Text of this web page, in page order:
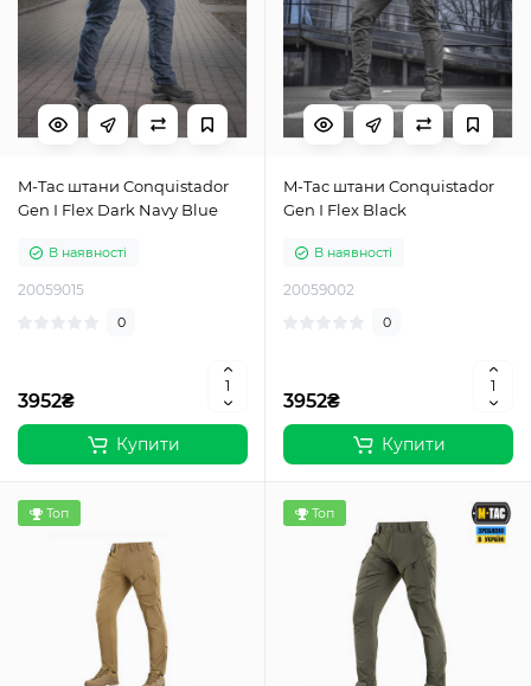
M-Tac штани Conquistador
Gen І Flex Dark Navy Blue
В наявності
20059015
0
3952₴
Купити
M-Tac штани Conquistador
Gen І Flex Black
В наявності
20059002
0
3952₴
Купити
Топ Топ